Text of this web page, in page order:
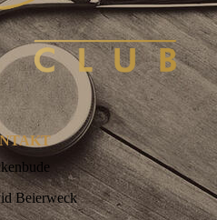
Beierweck